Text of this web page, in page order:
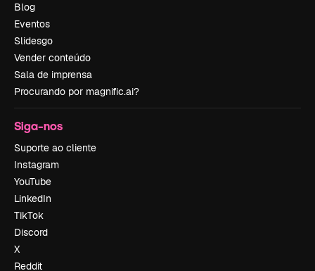
Blog
Eventos
Slidesgo
Vender conteúdo
Sala de imprensa
Procurando por magnific.ai?
Siga-nos
Suporte ao cliente
Instagram
YouTube
LinkedIn
TikTok
Discord
X
Reddit